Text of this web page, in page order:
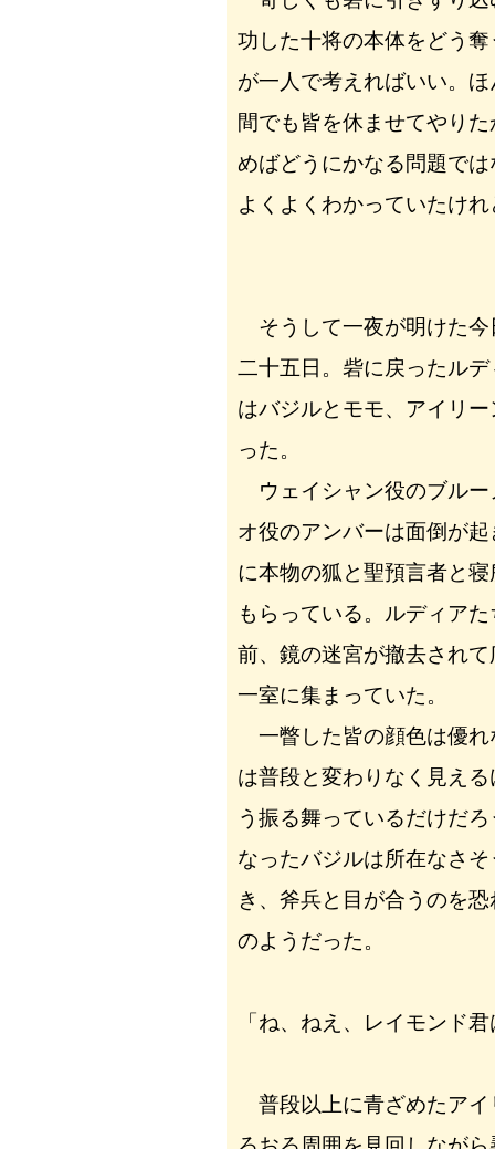
功した十将の本体をどう
が一人で考えればいい。
間でも皆を休ませてやり
めばどうにかなる問題で
よくよくわかっていたけれ
そうして一夜が明けた今
二十五日。砦に戻ったル
はバジルとモモ、アイリ
った。
ウェイシャン役のブルー
オ役のアンバーは面倒が
に本物の狐と聖預言者と
もらっている。ルディア
前、鏡の迷宮が撤去され
一室に集まっていた。
一瞥した皆の顔色は優れ
は普段と変わりなく見え
う振る舞っているだけだ
なったバジルは所在なさ
き、斧兵と目が合うのを
のようだった。
「ね、ねえ、レイモンド
普段以上に青ざめたアイ